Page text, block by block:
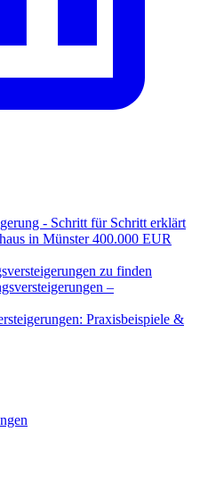
- Schritt für Schritt erklärt
in Münster 400.000 EUR
zu finden
–
Praxisbeispiele &